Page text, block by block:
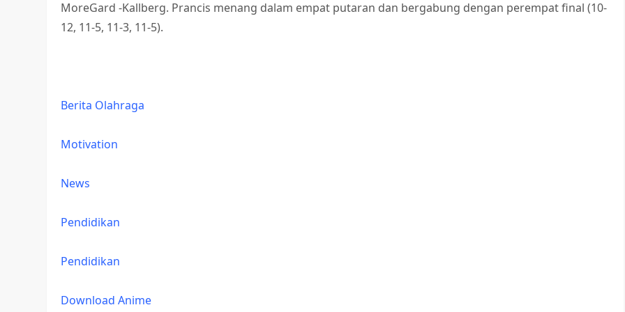
MoreGard -Kallberg. Prancis menang dalam empat putaran dan bergabung dengan perempat final (10-
12, 11-5, 11-3, 11-5).
Berita Olahraga
Motivation
News
Pendidikan
Pendidikan
Download Anime